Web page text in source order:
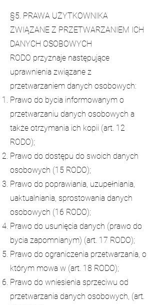
§5. PRAWA UŻYTKOWNIKA
ZWIĄZANE Z PRZETWARZANIEM ICH
DANYCH OSOBOWYCH
RODO przyznaje następujące
uprawnienia związane z
przetwarzaniem danych osobowych:
Prawo do bycia informowanym o
przetwarzaniu danych osobowych a
także otrzymania ich kopii (art. 12
RODO);
Prawo do dostępu do swoich danych
osobowych (15 RODO);
Prawo do poprawiania, uzupełniania,
uaktualniania, sprostowania danych
osobowych (16 RODO);
Prawo do usunięcia danych (prawo do
bycia zapomnianym) (art. 17 RODO);
Prawo do ograniczenia przetwarzania, o
którym mowa w (art. 18 RODO);
Prawo do wniesienia sprzeciwu od
przetwarzania danych osobowych, (art.